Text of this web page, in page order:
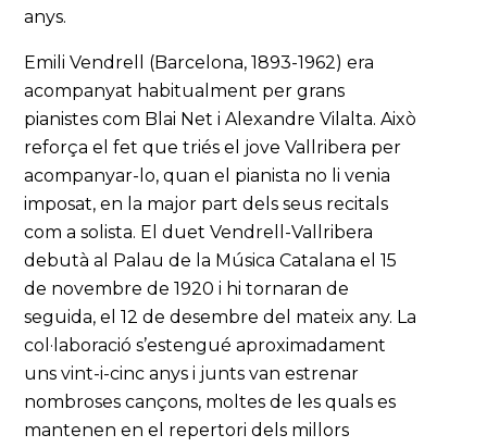
anys.
Emili Vendrell (Barcelona, 1893-1962) era
acompanyat habitualment per grans
pianistes com Blai Net i Alexandre Vilalta. Això
reforça el fet que triés el jove Vallribera per
acompanyar-lo, quan el pianista no li venia
imposat, en la major part dels seus recitals
com a solista. El duet Vendrell-Vallribera
debutà al Palau de la Música Catalana el 15
de novembre de 1920 i hi tornaran de
seguida, el 12 de desembre del mateix any. La
col·laboració s’estengué aproximadament
uns vint-i-cinc anys i junts van estrenar
nombroses cançons, moltes de les quals es
mantenen en el repertori dels millors